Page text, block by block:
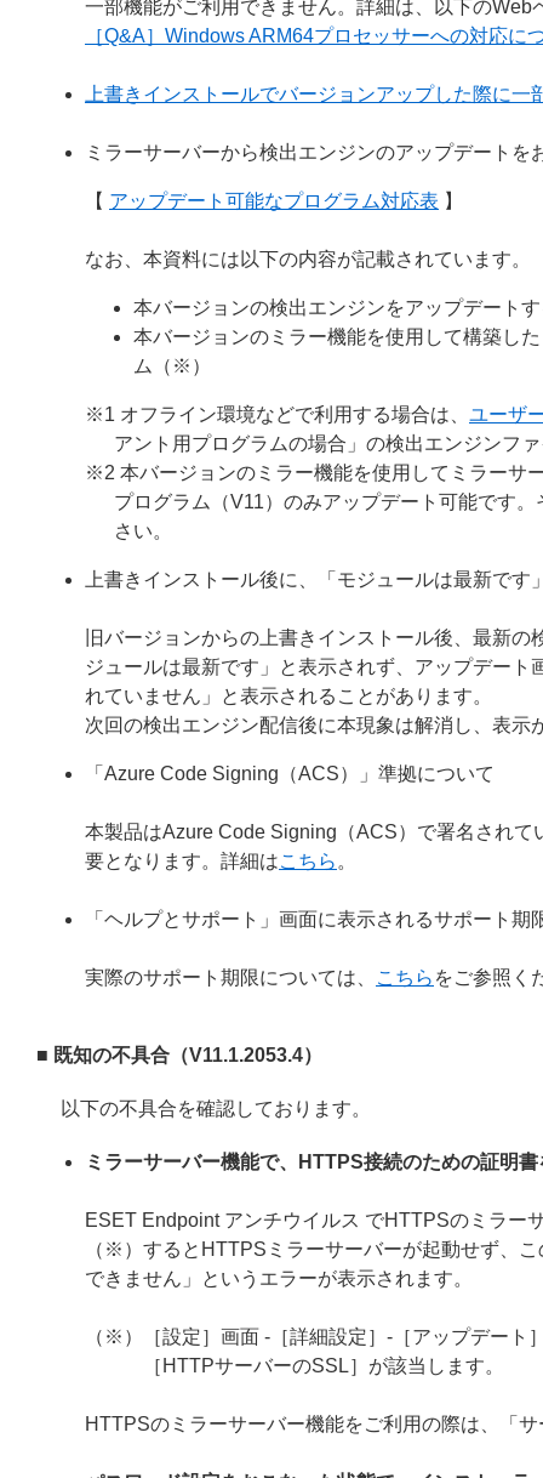
一部機能がご利用できません。詳細は、以下の
［Q&A］Windows ARM64プロセッサーへの対応に
上書きインストールでバージョンアップした際に一
ミラーサーバーから検出エンジンのアップデート
【 アップデート可能なプログラム対応表 】
なお、本資料には以下の内容が記載されています。
本バージョンの検出エンジンをアップデート
本バージョンのミラー機能を使用して構築し
ム（※）
※1 オフライン環境などで利用する場合は、 ユーザ
アント用プログラムの場合」の検出エンジンフ
※2 本バージョンのミラー機能を使用してミラーサ
プログラム（V11）のみアップデート可能です
さい。
上書きインストール後に、「モジュールは最新です
旧バージョンからの上書きインストール後、最新
ジュールは最新です」と表示されず、アップデー
れていません」と表示されることがあります。
次回の検出エンジン配信後に本現象は解消し、表示
「Azure Code Signing（ACS）」準拠について
本製品はAzure Code Signing（ACS）で署名され
要となります。詳細はこちら 。
「ヘルプとサポート」画面に表示されるサポート
実際のサポート期限については、 こちら をご参照く
■ 既知の不具合（V11.1.2053.4）
以下の不具合を確認しております。
ミラーサーバー機能で、HTTPS接続のための証明
ESET Endpoint アンチウイルス でHTTPSのミラー
（※）するとHTTPSミラーサーバーが起動せず、
できません」というエラーが表示されます。
（※）［設定］画面 -［詳細設定］-［アップデー
［HTTPサーバーのSSL］が該当します。
HTTPSのミラーサーバー機能をご利用の際は、「